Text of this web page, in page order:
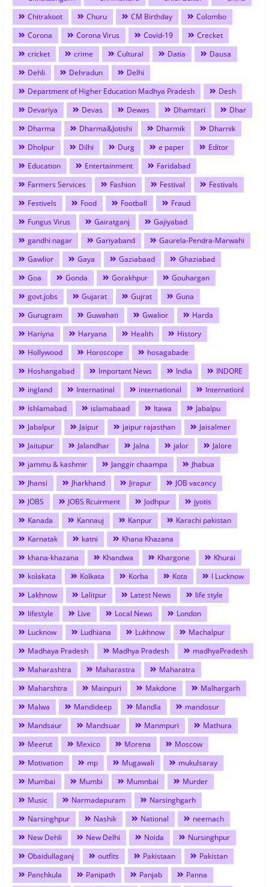
Chitrakoot
Churu CM Birthday
Colombo
Corona
Corona Virus Covid-19
Crecket
cricket
crime Cultural Datia
Dausa
Dehli
Dehradun
Delhi
Department of Higher Education Madhya Pradesh
Desh
Devariya
Devas Dewas Dhamtari
Dhar
Dharma
Dharma&Jotishi Dharmik
Dharnik
Dholpur
Dilhi Durg e paper
Editor
Education
Entertainment
Faridabad
Farmers Services
Fashion Festival
Festivals
Festivels
Food Football
Fraud
Fungus Virus
Gairatganj
Gajiyabad
gandhi nagar
Gariyaband
Gaurela-Pendra-Marwahi
Gawlior
Gaya Gaziabaad
Ghaziabad
Goa
Gonda Gorakhpur
Gouhargan
govt.jobs
Gujarat Gujrat
Guna
Gurugram
Guwahati Gwalior
Harda
Hariyna
Haryana Health
History
Hollywood
Horoscope
hosagabade
Hoshangabad
Important News India
INDORE
ingland
Internatinal international
Internationl
Ishlamabad
islamabaad Itawa
Jabalpu
Jabalpur
Jaipur jaipur rajasthan
Jaisalmer
Jaitupur
Jalandhar Jalna jalor
Jalore
jammu & kashmir
Janggir chaampa
Jhabua
Jhansi
Jharkhand Jirapur
JOB vacancy
JOBS
JOBS Rcuirment Jodhpur
jyotis
Kanada
Kannauj Kanpur
Karachi pakistan
Karnatak
katni
Khana Khazana
khana-khazana
Khandwa Khargone
Khurai
kolakata
Kolkata Korba Kota
l Lucknow
Lakhnow
Lalitpur Latest News
life style
lifestyle
Live Local News
London
Lucknow
Ludhiana Lukhnow
Machalpur
Madhaya Pradesh
Madhya Pradesh
madhyaPradesh
Maharashtra
Maharastra
Maharatra
Maharshtra
Mainpuri Makdone
Malhargarh
Malwa
Mandideep Mandla
mandosur
Mandsaur
Mandsuar Manmpuri
Mathura
Meerut
Mexico Morena
Moscow
Motivation
mp Mugawali
mukulsaray
Mumbai
Mumbi Mumnbai
Murder
Music
Narmadapuram
Narsinghgarh
Narsinghpur
Nashik National
neemach
New Dehli
New Delhi Noida
Nursinghpur
Obaidullaganj
outfits Pakistaan
Pakistan
Panchkula
Panipath Panjab
Panna